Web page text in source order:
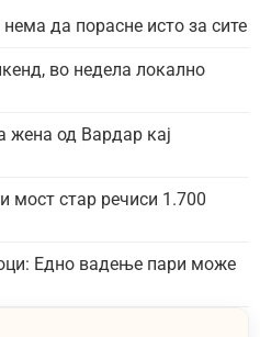
да порасне исто за сите
во недела локално
жена од Вардар кај
мост стар речиси 1.700
Едно вадење пари може